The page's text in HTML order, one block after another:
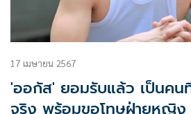
17 เมษายน 2567
'ออกัส' ยอมรับแล้ว เป็นคน
จริง พร้อมขอโทษฝ่ายหญิง